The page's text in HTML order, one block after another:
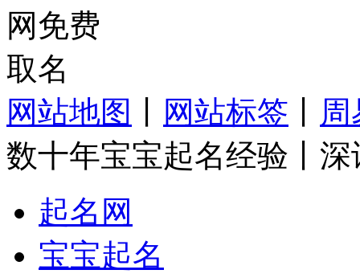
网站地图 网站标签
数十年宝宝起名经验丨
起名网
宝宝起名